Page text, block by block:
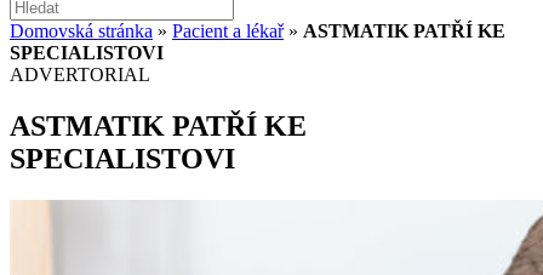
Domovská stránka » Pacient a lékař» ASTMATIK PATŘÍ KE
SPECIALISTOVI
ADVERTORIAL
ASTMATIK PATŘÍ KE
SPECIALISTOVI